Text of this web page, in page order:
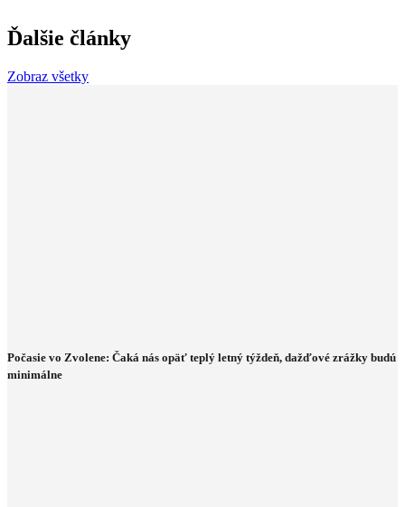
Ďalšie články
Zobraz všetky
Počasie vo Zvolene: Čaká nás opäť teplý letný týždeň, dažďové zrážky budú
minimálne